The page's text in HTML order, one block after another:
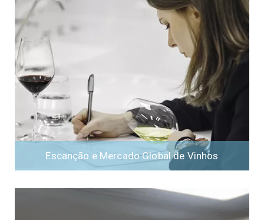
Escanção e Mercado Global de Vinhos